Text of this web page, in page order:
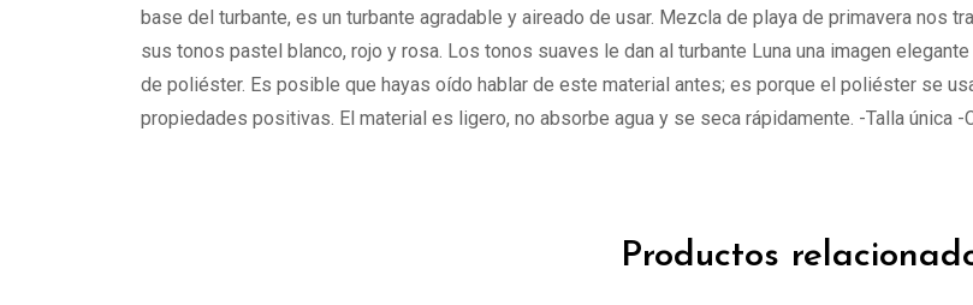
base del turbante, es un turbante agradable y aireado de usar. Mezcla de playa de primavera nos
sus tonos pastel blanco, rojo y rosa. Los tonos suaves le dan al turbante Luna una imagen
de poliéster. Es posible que hayas oído hablar de este material antes; es porque el poliéster se
propiedades positivas. El material es ligero, no absorbe agua y se seca rápidamente. -Talla única
Productos